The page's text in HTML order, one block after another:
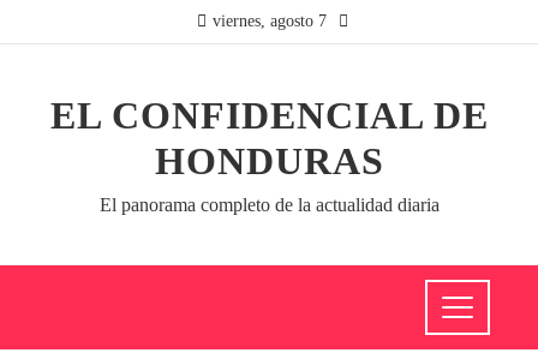
viernes, agosto 7
EL CONFIDENCIAL DE
HONDURAS
El panorama completo de la actualidad diaria